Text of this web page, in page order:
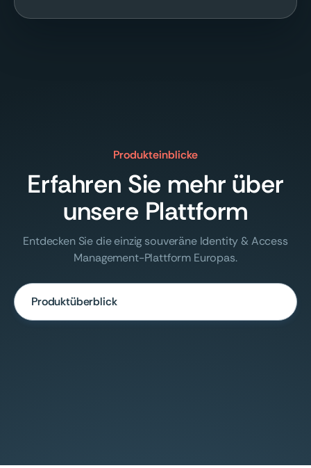
Produkteinblicke
Erfahren Sie mehr über
unsere Plattform
Entdecken Sie die einzig souveräne Identity & Access
Management-Plattform Europas.
Produktüberblick